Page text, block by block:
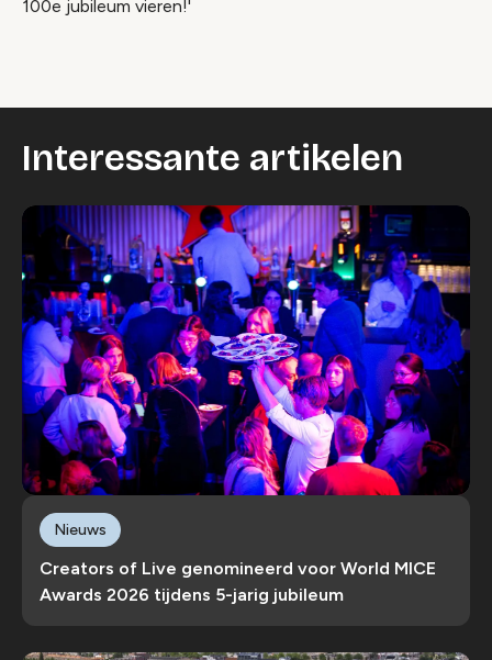
100e jubileum vieren!'
Interessante artikelen
Creators of Live genomineerd voor World MICE
Awards 2026 tijdens 5-jarig jubileum
Nieuws